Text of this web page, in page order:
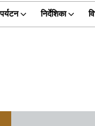
पर्यटन निर्देशिका